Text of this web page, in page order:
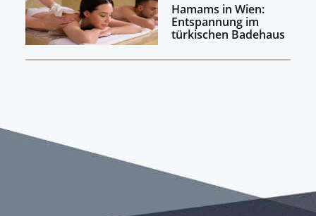
Hamams in Wien:
Entspannung im
türkischen Badehaus